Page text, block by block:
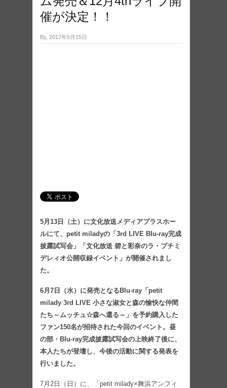
催が決定！！
By, 2017年5月15日
5月13日（土）に文化放送メディアプラスホー
ルにて、petit miladyの「3rd LIVE Blu-ray完成
披露試写会」「文化放送 碧と彩奈のラ・プチミ
デレィオ公開収録イベント」が開催されまし
た。
6月7日（水）に発売となるBlu-ray「petit
milady 3rd LIVE 小さな淑女と森の愉快な仲間
たち～ムッチュ☆森へ還る～」を予約購入した
ファン150名が招待された今回のイベント。昼
の部・Blu-ray完成披露試写会の上映終了後に、
本人たちが登壇し、今後の活動に関する発表を
行いました。
7月2日（日）に、「petit milady×舞浜アンフィ